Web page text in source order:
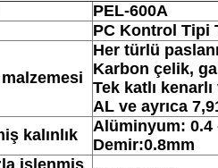
PEL-600A
PC Kontrol Tipi
Her türlü
Karbon çelik,
Tek katlı
AL ve ayrıca
kalınlık
Alüminyum: 0.4
Demir:0.8mm
işlenmiş